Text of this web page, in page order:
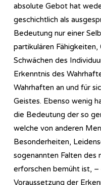
absolute Gebot hat
geschichtlich als
Bedeutung nur einer
partikulären
Schwächen des
Erkenntnis des
Wahrhaften an und für
Geistes. Ebenso wenig
die Bedeutung der so
welche von anderen
Besonderheiten,
sogenannten Falten des
erforschen bemüht ist, –
Voraussetzung der